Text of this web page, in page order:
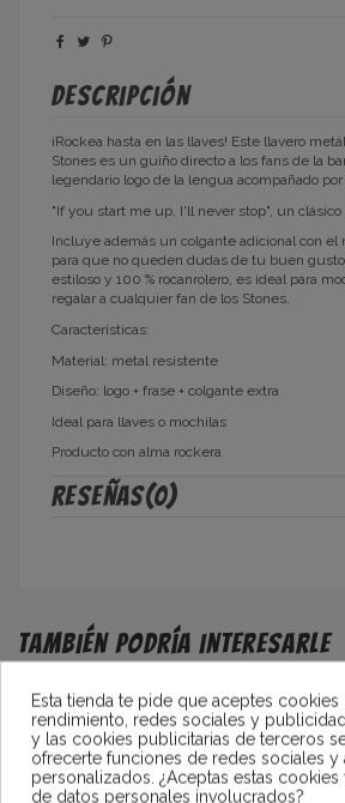
Descripción
¡Rockea hasta en las llaves! Este llavero
Stones es un guiño directo a los fans de la
legendario logo de la lengua acompañado por
"If you start me up, I'll never stop", un
Incluye además un colgante adicional con el
para que no queden dudas de tu buen
estiloso y 100 % rocanrolero, es ideal para
regalar a cualquier fan de los Stones.
Características:
Material: metal resistente
Diseño: logo + frase + colgante extra
Ideal para llaves o mochilas
Producto con alma rockera
Reseñas(0)
También podría interesarle
Esta tienda te pide que aceptes cookies
rendimiento, redes sociales y
y las cookies publicitarias de terceros
ofrecerte funciones de redes sociales y
personalizados. ¿Aceptas estas
de datos personales involucrados?